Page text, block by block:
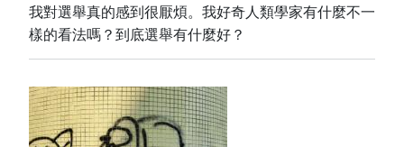
我對選舉真的感到很厭煩。我好奇人類學家有什麼不一
樣的看法嗎？到底選舉有什麼好？